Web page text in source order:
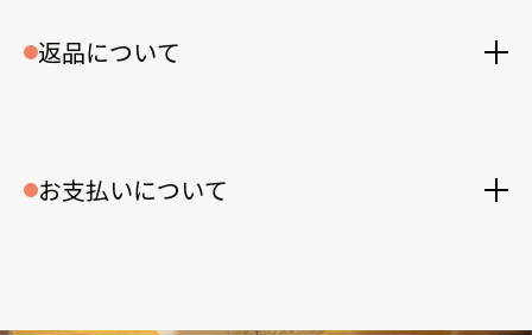
返品について
お支払いについて